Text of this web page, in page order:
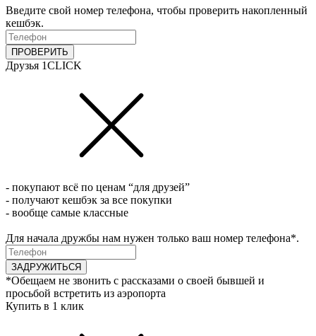
Введите свой номер телефона, чтобы проверить накопленный
кешбэк.
ПРОВЕРИТЬ
Друзья 1CLICK
- покупают всё по ценам “для друзей”
- получают кешбэк за все покупки
- вообще самые классные
Для начала дружбы нам нужен только ваш номер телефона*.
ЗАДРУЖИТЬСЯ
*Обещаем не звонить с рассказами о своей бывшей и
просьбой встретить из аэропорта
Купить в 1 клик